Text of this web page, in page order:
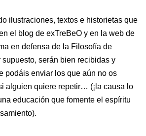
ilustraciones, textos e historietas que
el blog de exTreBeO y en la web de
en defensa de la Filosofía de
supuesto, serán bien recibidas y
podáis enviar los que aún no os
alguien quiere repetir… (¡la causa lo
educación que fomente el espíritu